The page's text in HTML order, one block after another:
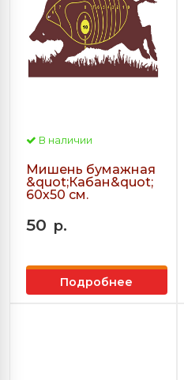
В наличии
Мишень бумажная
&quot;Кабан&quot;
60х50 см.
50 р.
Подробнее